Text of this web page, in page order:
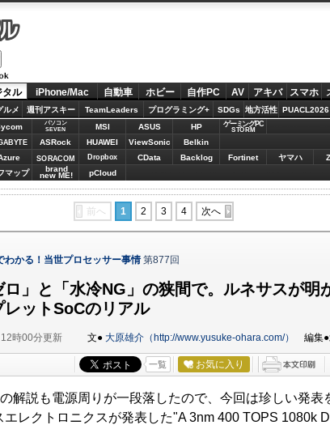
タル iPhone/Mac 自動車 ホビー 自作PC AV アキバ スマホ
ルメ 週刊アスキー TeamLeaders プログラミング+ SDGs 地方活性 PUACL2026
パソコン
SEVEN
MSI ASUS HP ゲーミングPC
STORM
ASRock HUAWEI ViewSonic Belkin
SORACOM Dropbox CData Backlog Fortinet ヤマハ
マップ brand
new ME! pCloud
前へ 1 2 3 4 次へ
わかる！当世プロセッサー事情 第877回
ロ」と「水冷NG」の狭間で。ルネサスが明
レットSoCのリアル
時00分更新 文● 大原雄介（http://www.yusuke-ohara.com/） 編集●
一覧 お気に入り
解説も電源周りが一段落したので、今回は珍しい発表
エレクトロニクスが発表した"A 3nm 400 TOPS 1080k